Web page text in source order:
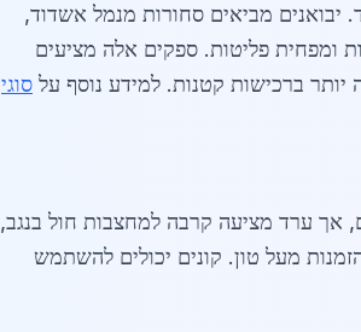
יבואנים מביאים סחורות מנמל אשדוד,
מקומי, מה שמוזיל עלויות ומפחית פליטות. ספקים אלה מציעים
ברכישות קטנות. למידע נוסף על סוגי
אך ערד מציעה קרבה למחצבות חול בנגב,
מובילה למבצעים מיוחדים, כמו הנחה של 0.20 ש"ח לק"ג על הזמנות מעל טון. קונים יכולים להשתמש